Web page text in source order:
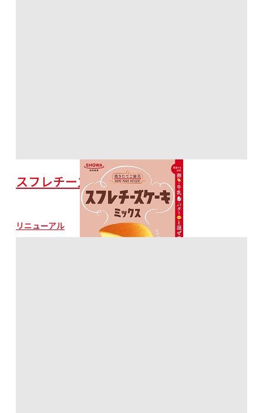
スフレチーズケーキミックス
リニューアル